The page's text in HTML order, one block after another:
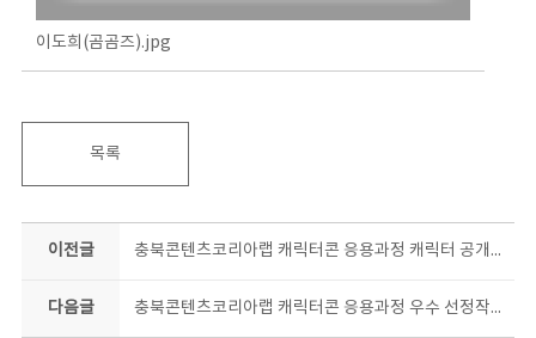
이도희(곰곰즈).jpg
목록
이전글 충북콘텐츠코리아랩 캐릭터콘 응용과정 캐릭터 공개-나콩아콩, 혼란곰, 아기천사_러브
다음글 충북콘텐츠코리아랩 캐릭터콘 응용과정 우수 선정작!! 대박!!